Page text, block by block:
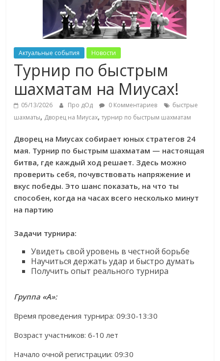
Актуальные события Новости
Турнир по быстрым
шахматам на Миусах!
05/13/2026 Про дОд 0 Комментариев
быстрые
шахматы, Дворец на Миусах,турнир по быстрым шахматам
Дворец на Миусах собирает юных стратегов 24
мая. Турнир по быстрым шахматам — настоящая
битва, где каждый ход решает. Здесь можно
проверить себя, почувствовать напряжение и
вкус победы. Это шанс показать, на что ты
способен, когда на часах всего несколько минут
на партию
Задачи турнира:
Увидеть свой уровень в честной борьбе
Научиться держать удар и быстро думать
Получить опыт реального турнира
Группа «А»:
Время проведения турнира: 09:30-13:30
Возраст участников: 6-10 лет
Начало очной регистрации: 09:30